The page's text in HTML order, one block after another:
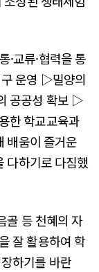
교류·협력을 통
구 운영 ▷밀양의
공공성 확보 ▷
한 학교교육과
배움이 즐거운
다하기로 다짐했
골 등 천혜의 자
잘 활용하여 학
하기를 바란